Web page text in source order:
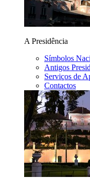
A Presidência
Símbolos
Antigos
Serviços de
Contactos